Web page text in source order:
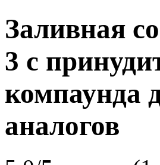
Заливная
3 с
компаунда
аналогов